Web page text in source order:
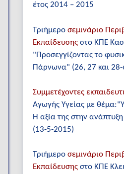
έτος 2014 – 2015
Τριήμερο σεμινάριο
Εκπαίδευσης στο ΚΠΕ
"Προσεγγίζοντας το
Πάρνωνα" (26, 27 και
Συμμετέχοντες
Αγωγής Υγείας με
Η αξία της στην
(13-5-2015)
Τριήμερο σεμινάριο
Εκπαίδευσης στο ΚΠΕ